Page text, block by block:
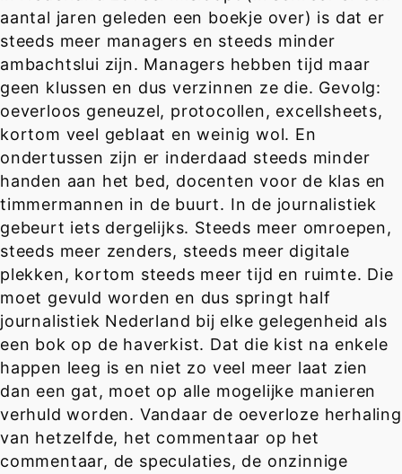
aantal jaren geleden een boekje over) is dat er
steeds meer managers en steeds minder
ambachtslui zijn. Managers hebben tijd maar
geen klussen en dus verzinnen ze die. Gevolg:
oeverloos geneuzel, protocollen, excellsheets,
kortom veel geblaat en weinig wol. En
ondertussen zijn er inderdaad steeds minder
handen aan het bed, docenten voor de klas en
timmermannen in de buurt. In de journalistiek
gebeurt iets dergelijks. Steeds meer omroepen,
steeds meer zenders, steeds meer digitale
plekken, kortom steeds meer tijd en ruimte. Die
moet gevuld worden en dus springt half
journalistiek Nederland bij elke gelegenheid als
een bok op de haverkist. Dat die kist na enkele
happen leeg is en niet zo veel meer laat zien
dan een gat, moet op alle mogelijke manieren
verhuld worden. Vandaar de oeverloze herhaling
van hetzelfde, het commentaar op het
commentaar, de speculaties, de onzinnige